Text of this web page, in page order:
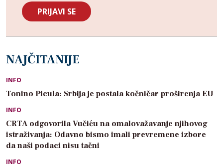
NAJČITANIJE
INFO
Tonino Picula: Srbija je postala kočničar proširenja EU
INFO
CRTA odgovorila Vučiću na omalovažavanje njihovog
istraživanja: Odavno bismo imali prevremene izbore
da naši podaci nisu tačni
INFO